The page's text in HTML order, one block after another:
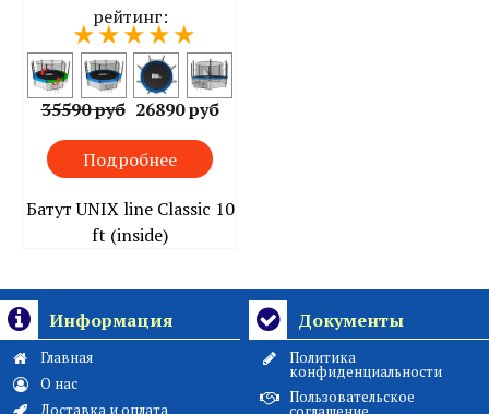
рейтинг:
35590 руб 26890 руб
Подробнее
Батут UNIX line Classic 10
ft (inside)
Информация
Главная
О нас
Доставка и оплата
Документы
Политика
конфиденциальности
Пользовательское